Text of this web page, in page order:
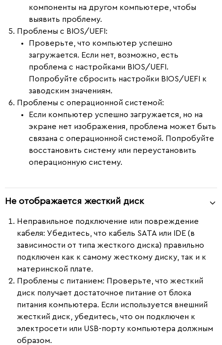
компоненты на другом компьютере, чтобы
выявить проблему.
Проблемы с BIOS/UEFI :
Проверьте, что компьютер успешно
загружается. Если нет, возможно, есть
проблема с настройками BIOS/UEFI.
Попробуйте сбросить настройки BIOS/UEFI к
заводским значениям.
Проблемы с операционной системой:
Если компьютер успешно загружается, но на
экране нет изображения, проблема может быть
связана с операционной системой. Попробуйте
восстановить систему или переустановить
операционную систему.
Не отображается жесткий диск
Неправильное подключение или повреждение
кабеля: Убедитесь, что кабель SATA или IDE (в
зависимости от типа жесткого диска) правильно
подключен как к самому жесткому диску, так и к
материнской плате.
Проблемы с питанием: Проверьте, что жесткий
диск получает достаточное питание от блока
питания компьютера. Если используется внешний
жесткий диск, убедитесь, что он подключен к
электросети или USB-порту компьютера должным
образом.